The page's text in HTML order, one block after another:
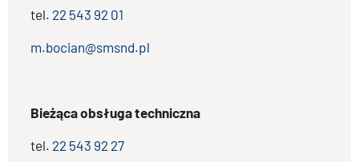
tel. 22 543 92 01
m.bocian@smsnd.pl
Bieżąca obsługa techniczna
tel. 22 543 92 27